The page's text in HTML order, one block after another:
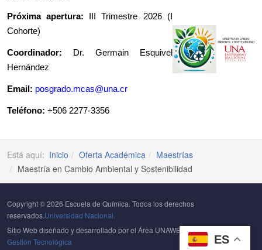
ES
Próxima apertura:
III Trimestre 2026 (I
Cohorte)
Coordinador: Dr. Germain Esquivel
Hernández
Email: posgrado.mcas@una.cr
Teléfono: +506 2277-3356
Está aquí: Inicio Oferta Académica
Maestrías
Maestría en Cambio Ambiental y Sostenibilidad
Copyright © 2026 Escuela de Química. Todos los derechos
reservados.Universidad Nacional.
Sitio Web diseñado y desarrollado por el Área UNAWEB delCentro de
Gestión Tecnológica